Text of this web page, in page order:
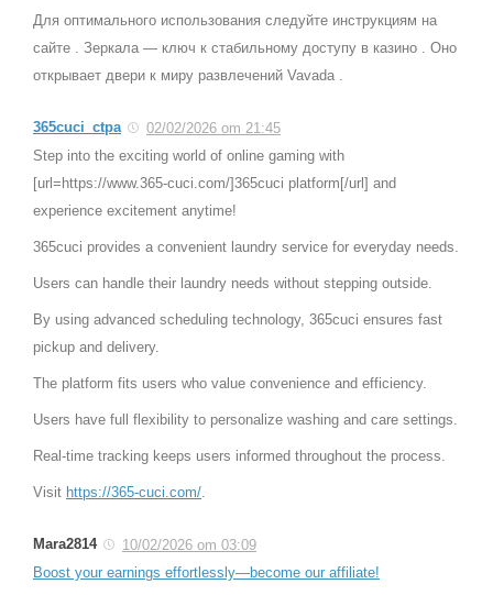
Для оптимального использования следуйте инструкциям на
сайте . Зеркала — ключ к стабильному доступу в казино . Оно
открывает двери к миру развлечений Vavada .
365cuci_ctpa
02/02/2026 om 21:45
Step into the exciting world of online gaming with
[url=https://www.365-cuci.com/]365cuci platform[/url] and
experience excitement anytime!
365cuci provides a convenient laundry service for everyday needs.
Users can handle their laundry needs without stepping outside.
By using advanced scheduling technology, 365cuci ensures fast
pickup and delivery.
The platform fits users who value convenience and efficiency.
Users have full flexibility to personalize washing and care settings.
Real-time tracking keeps users informed throughout the process.
Visit https://365-cuci.com/
Mara2814
10/02/2026 om 03:09
Boost your earnings effortlessly—become our affiliate!